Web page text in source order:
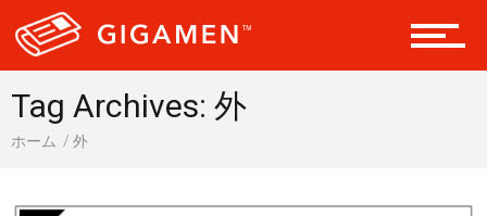
ドライブ 車
Tag Archives: 外
ホーム 外